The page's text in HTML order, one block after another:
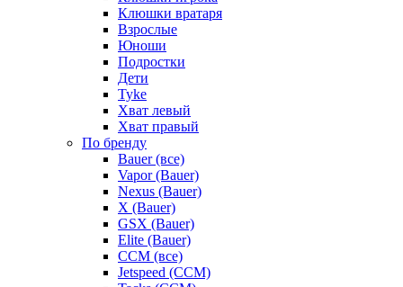
Клюшки вратаря
Взрослые
Юноши
Подростки
Дети
Tyke
Хват левый
Хват правый
По бренду
Bauer (все)
Vapor (Bauer)
Nexus (Bauer)
X (Bauer)
GSX (Bauer)
Elite (Bauer)
CCM (все)
Jetspeed (CCM)